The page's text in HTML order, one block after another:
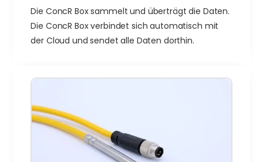
Die ConcR Box sammelt und überträgt die Daten.
Die ConcR Box verbindet sich automatisch mit
der Cloud und sendet alle Daten dorthin.